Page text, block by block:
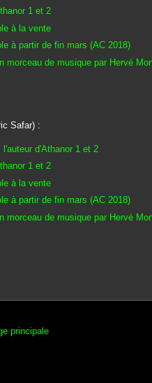
1 et 2
à la vente
à partir de fin mars (AC 2018)
morceau de musique par Hervé
Safar) :
l'auteur d'Athanor 1 et 2
1 et 2
à la vente
à partir de fin mars (AC 2018)
morceau de musique par Hervé
principale